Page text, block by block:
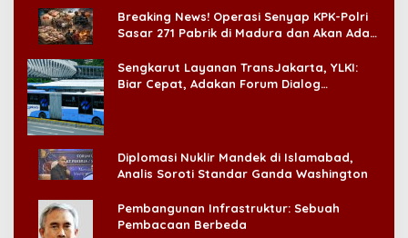
Breaking News! Operasi Senyap KPK-Polri
Sasar 271 Pabrik di Madura dan Akan Ada
Sengkarut Layanan TransJakarta, YLKI:
Biar Cepat, Adakan Forum Dialog
Diplomasi Nuklir Mandek di Islamabad,
Analis Soroti Standar Ganda Washington
Pembangunan Infrastruktur: Sebuah
Pembacaan Berbeda